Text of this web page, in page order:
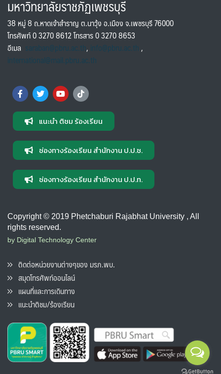
มหาวิทยาลัยราชภัฏเพชรบุรี
38 หมู่ 8 ถ.หาดเจ้าสำราญ ต.นาวุ้ง อ.เมือง จ.เพชรบุรี 76000
โทรศัพท์ 0 3270 8612 โทรสาร 0 3270 8653
อีเมล saraban@pbru.ac.th, info@pbru.ac.th,
international@mail.pbru.ac.th
แนะนำ ติชม ร้องเรียน
ช่องทางร้องเรียน สำนักงาน ป.ป.ช.
ช่องทางร้องเรียน สำนักงาน ป.ป.ท.
Copyright © 2019 Phetchaburi Rajabhat University , All
rights reserved.
by Digital Technology Center
ติดต่อหน่วยงานต่างๆของ มรภ.พบ.
สมุดโทรศัพท์ออนไลน์
แผนที่และการเดินทาง
แนะนำติชม/ร้องเรียน